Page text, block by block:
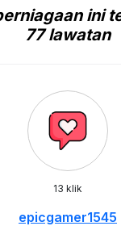
ini
77 lawatan
13 klik
epicgamer1545